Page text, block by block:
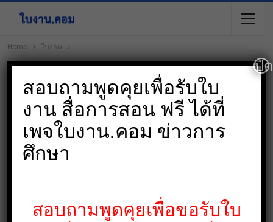
Home ใบงาน
สอบถามพูดคุยเพื่อรับใบ
งาน สื่อการสอน ฟรี ได้ที่
เพจใบงาน.คอม ข่าวการ
ศึกษา
สอบถามพูดคุยเพื่อขอรับใบ
ปิด